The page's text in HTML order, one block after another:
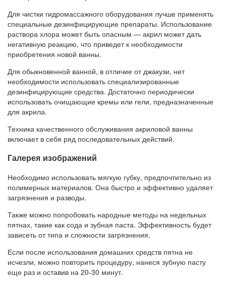
Для чистки гидромассажного оборудования лучше применять
специальные дезинфицирующие препараты. Использование
раствора хлора может быть опасным — акрил может дать
негативную реакцию, что приведет к необходимости
приобретения новой ванны.
Для обыкновенной ванной, в отличие от джакузи, нет
необходимости использовать специализированные
дезинфицирующие средства. Достаточно периодически
использовать очищающие кремы или гели, предназначенные
для акрила.
Техника качественного обслуживания акриловой ванны
включает в себя ряд последовательных действий.
Галерея изображений
Необходимо использовать мягкую губку, предпочтительно из
полимерных материалов. Она быстро и эффективно удаляет
загрязнения и разводы.
Также можно попробовать народные методы на недельных
пятнах, такие как сода и зубная паста. Эффективность будет
зависеть от типа и сложности загрязнения.
Если после использования домашних средств пятна не
исчезли, можно повторить процедуру, нанеся зубную пасту
еще раз и оставив на 20-30 минут.